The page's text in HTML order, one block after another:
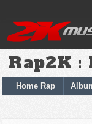
Rap2K :
Home Rap